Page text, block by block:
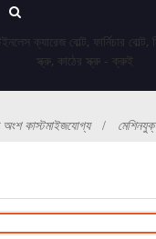
কাস্টমাইজযোগ্য